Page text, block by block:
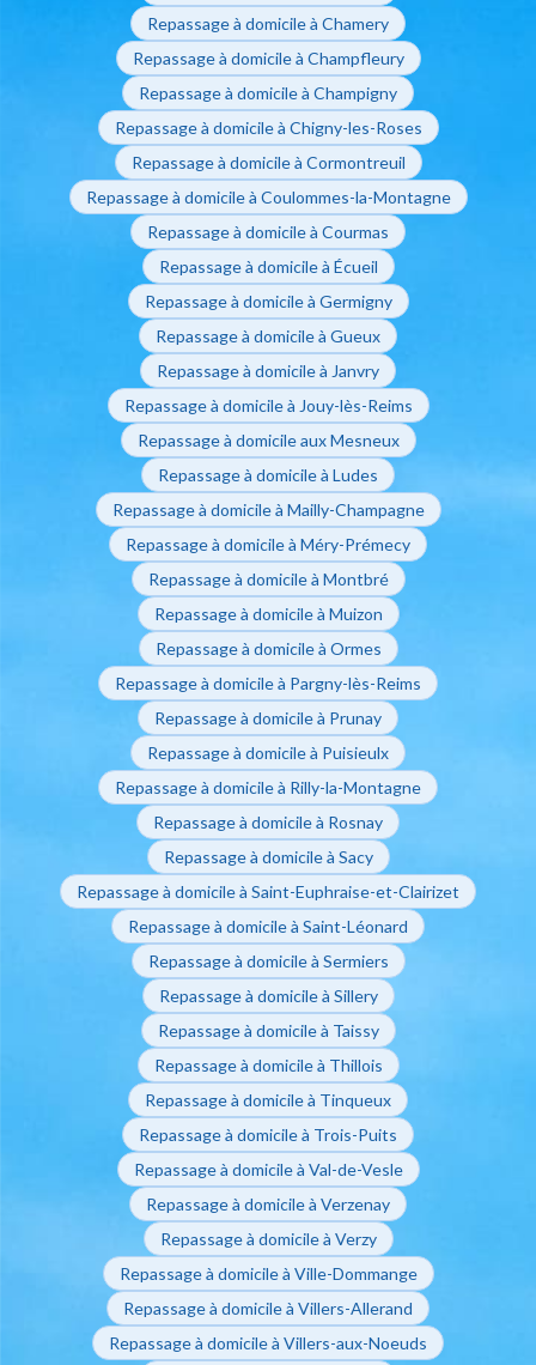
Repassage à domicile à Chamery
Repassage à domicile à Champfleury
Repassage à domicile à Champigny
Repassage à domicile à Chigny-les-Roses
Repassage à domicile à Cormontreuil
Repassage à domicile à Coulommes-la-Montagne
Repassage à domicile à Courmas
Repassage à domicile à Écueil
Repassage à domicile à Germigny
Repassage à domicile à Gueux
Repassage à domicile à Janvry
Repassage à domicile à Jouy-lès-Reims
Repassage à domicile aux Mesneux
Repassage à domicile à Ludes
Repassage à domicile à Mailly-Champagne
Repassage à domicile à Méry-Prémecy
Repassage à domicile à Montbré
Repassage à domicile à Muizon
Repassage à domicile à Ormes
Repassage à domicile à Pargny-lès-Reims
Repassage à domicile à Prunay
Repassage à domicile à Puisieulx
Repassage à domicile à Rilly-la-Montagne
Repassage à domicile à Rosnay
Repassage à domicile à Sacy
Repassage à domicile à Saint-Euphraise-et-Clairizet
Repassage à domicile à Saint-Léonard
Repassage à domicile à Sermiers
Repassage à domicile à Sillery
Repassage à domicile à Taissy
Repassage à domicile à Thillois
Repassage à domicile à Tinqueux
Repassage à domicile à Trois-Puits
Repassage à domicile à Val-de-Vesle
Repassage à domicile à Verzenay
Repassage à domicile à Verzy
Repassage à domicile à Ville-Dommange
Repassage à domicile à Villers-Allerand
Repassage à domicile à Villers-aux-Noeuds